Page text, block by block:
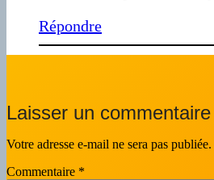
Répondre
Laisser un commentaire
Votre adresse e-mail ne sera pas publiée.
Commentaire *